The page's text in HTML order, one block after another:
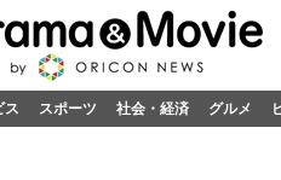
ス スポーツ 社会・経済 グルメ